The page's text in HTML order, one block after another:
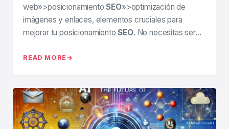
web»>posicionamientoSEO»>optimización de
imágenes y enlaces, elementos cruciales para
mejorar tu posicionamientoSEO. No necesitas ser…
READ MORE